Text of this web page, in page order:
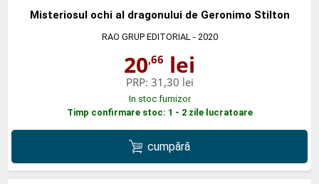
Misteriosul ochi al dragonului de Geronimo Stilton
RAO GRUP EDITORIAL- 2020
20,66 lei
PRP: 31,30 lei
In stoc furnizor
Timp confirmare stoc: 1 - 2 zile lucratoare
cumpără